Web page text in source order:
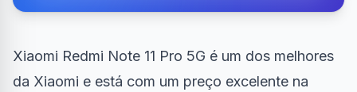
Xiaomi Redmi Note 11 Pro 5G é um dos melhores
da Xiaomi e está com um preço excelente na